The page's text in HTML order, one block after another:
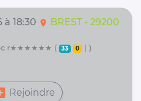
à 18:30 location_on BREST - 29200
r★★★★★★ ( 33 0 | )
Rejoindre